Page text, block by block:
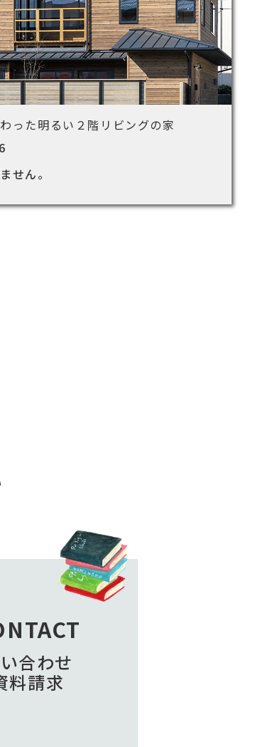
った明るい２階リビングの家
せん。
合わせ
料請求